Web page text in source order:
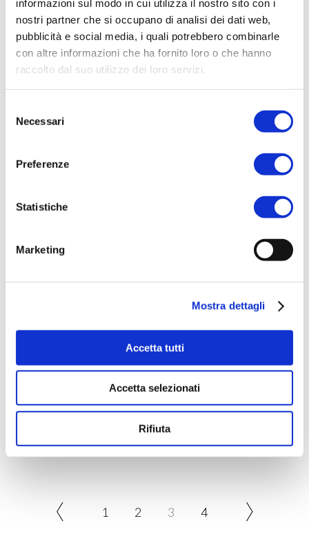
informazioni sul modo in cui utilizza il nostro sito con i
nostri partner che si occupano di analisi dei dati web,
pubblicità e social media, i quali potrebbero combinarle
con altre informazioni che ha fornito loro o che hanno
raccolto dal suo utilizzo dei loro servizi.
delNecessari
Preferenze
Statistiche
Marketing
Mostra dettagli
Accetta tutti
Accetta selezionati
Rifiuta
ACQUISTA PRODOTTO
OH ROMEO | EAU DE PARFUM
MONELLA VAGABONDA | SNOB
ACQUISTA PRODOTTO
MONELLA VAGABONDA | ALONE
EAU DE TOILETTE
1 2 3 4